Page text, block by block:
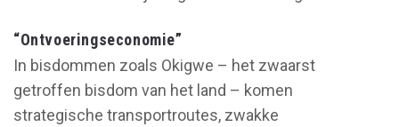
“Ontvoeringseconomie”
In bisdommen zoals Okigwe – het zwaarst
getroffen bisdom van het land – komen
strategische transportroutes, zwakke